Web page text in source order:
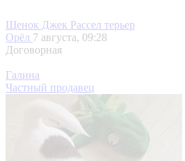
Щенок Джек Рассел терьер
Орёл 7 августа, 09:28
Договорная
Галина
Частный продавец